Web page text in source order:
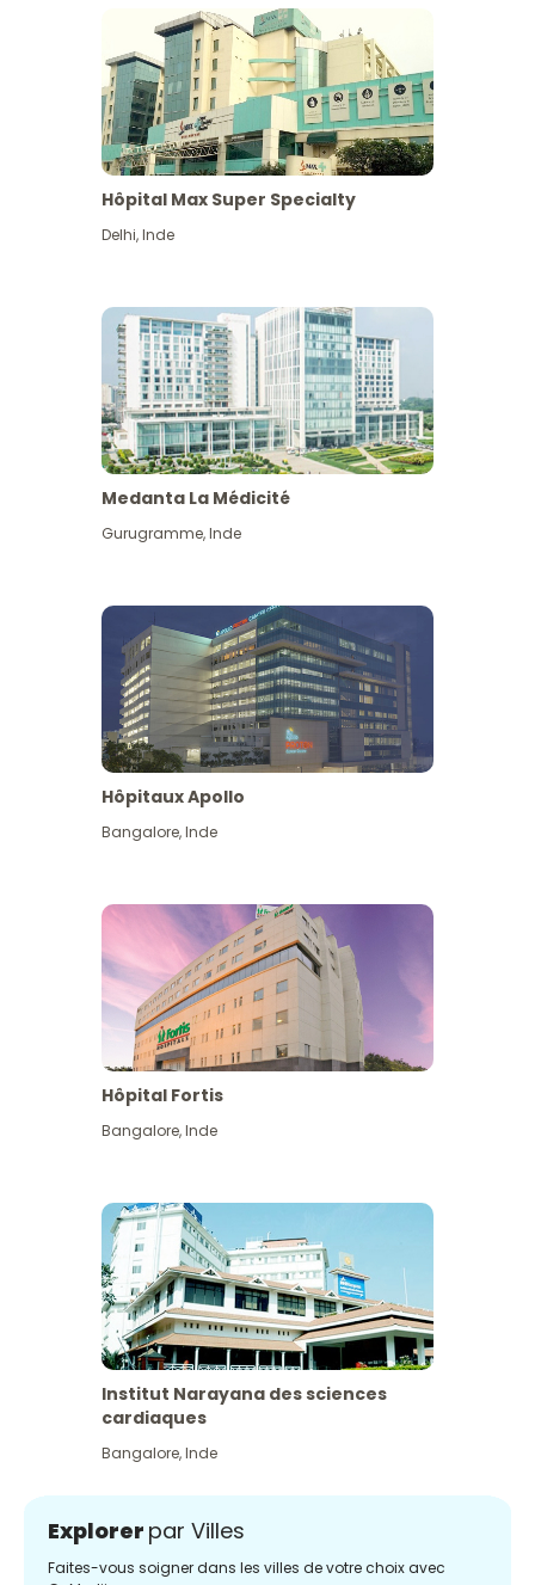
Hôpital Max Super Specialty
Delhi,Inde
Medanta La Médicité
Gurugramme,Inde
Hôpitaux Apollo
Bangalore,Inde
Hôpital Fortis
Bangalore,Inde
Institut Narayana des sciences
cardiaques
Bangalore,Inde
Explorer par Villes
Faites-vous soigner dans les villes de votre choix avec